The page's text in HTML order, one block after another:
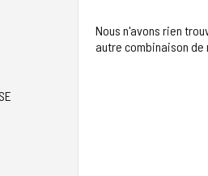
Nous n'avons rien
autre combinaison de